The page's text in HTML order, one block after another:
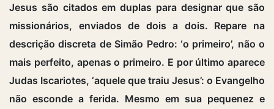
Jesus são citados em duplas para designar que são
missionários, enviados de dois a dois. Repare na
descrição discreta de Simão Pedro: ‘o primeiro’, não o
mais perfeito, apenas o primeiro. E por último aparece
Judas Iscariotes, ‘aquele que traiu Jesus’: o Evangelho
não esconde a ferida. Mesmo em sua pequenez e